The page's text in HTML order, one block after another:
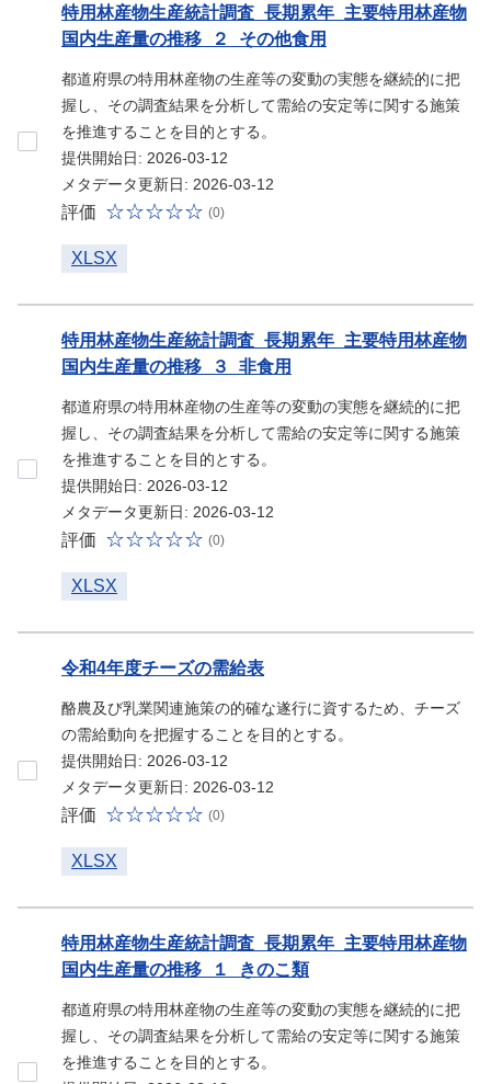
特用林産物生産統計調査_長期累年_主要特用林産物
国内生産量の推移_２_その他食用
都道府県の特用林産物の生産等の変動の実態を継続的に把
握し、その調査結果を分析して需給の安定等に関する施策
を推進することを目的とする。
提供開始日: 2026-03-12
メタデータ更新日: 2026-03-12
評価 (0)
XLSX
特用林産物生産統計調査_長期累年_主要特用林産物
国内生産量の推移_３_非食用
都道府県の特用林産物の生産等の変動の実態を継続的に把
握し、その調査結果を分析して需給の安定等に関する施策
を推進することを目的とする。
提供開始日: 2026-03-12
メタデータ更新日: 2026-03-12
評価 (0)
XLSX
令和4年度チーズの需給表
酪農及び乳業関連施策の的確な遂行に資するため、チーズ
の需給動向を把握することを目的とする。
提供開始日: 2026-03-12
メタデータ更新日: 2026-03-12
評価 (0)
XLSX
特用林産物生産統計調査_長期累年_主要特用林産物
国内生産量の推移_１_きのこ類
都道府県の特用林産物の生産等の変動の実態を継続的に把
握し、その調査結果を分析して需給の安定等に関する施策
を推進することを目的とする。